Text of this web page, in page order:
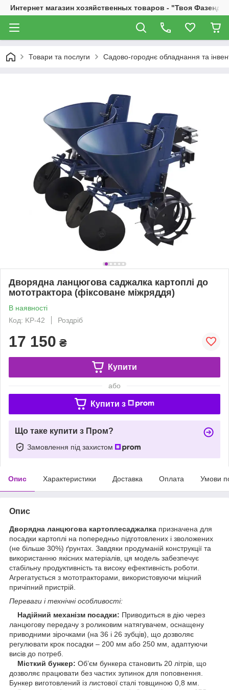
Интернет магазин хозяйственных товаров - "Твоя
Товари та послуги Садово-городнє обладнання та
Дворядна ланцюгова саджалка картоплі до
мототрактора (фіксоване міжряддя)
В наявності
Код: KP-42
Роздріб
17 150 ₴
Купити
або
Купити з
Що таке купити з Пром?
Замовлення під захистом
Опис Характеристики Доставка Оплата Умови
Опис
Дворядна ланцюгова картоплесаджалка призначена для
посадки картоплі на попередньо підготовлених і зволожених
(не більше 30%) ґрунтах. Завдяки продуманій конструкції та
використанню якісних матеріалів, ця модель забезпечує
стабільну продуктивність та високу ефективність роботи.
Агрегатується з мототракторами, використовуючи міцний
причіпний пристрій.
Переваги і технічні особливості:
Надійний механізм посадки: Приводиться в дію через
ланцюгову передачу з роликовим натягувачем, оснащену
приводними зірочками (на 36 і 26 зубців), що дозволяє
регулювати крок посадки – 200 мм або 250 мм, адаптуючи
висів до потреб.
Місткий бункер: Об’єм бункера становить 20 літрів, що
дозволяє працювати без частих зупинок для поповнення.
Бункер виготовлений із листової сталі товщиною 0,8 мм.